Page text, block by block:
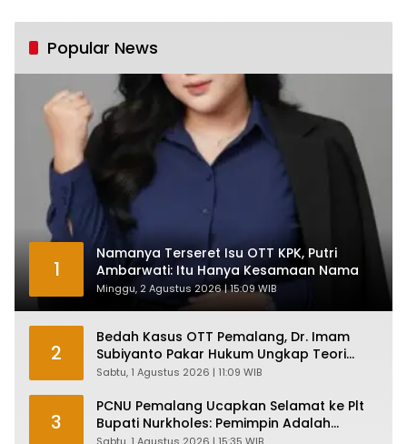
Tumbuh Tapi Rapuh
Popular News
1
Namanya Terseret Isu OTT KPK, Putri
Ambarwati: Itu Hanya Kesamaan Nama
Minggu, 2 Agustus 2026 | 15:09 WIB
2
Bedah Kasus OTT Pemalang, Dr. Imam
Subiyanto Pakar Hukum Ungkap Teori
Penyertaan KPK
Sabtu, 1 Agustus 2026 | 11:09 WIB
3
PCNU Pemalang Ucapkan Selamat ke Plt
Bupati Nurkholes: Pemimpin Adalah